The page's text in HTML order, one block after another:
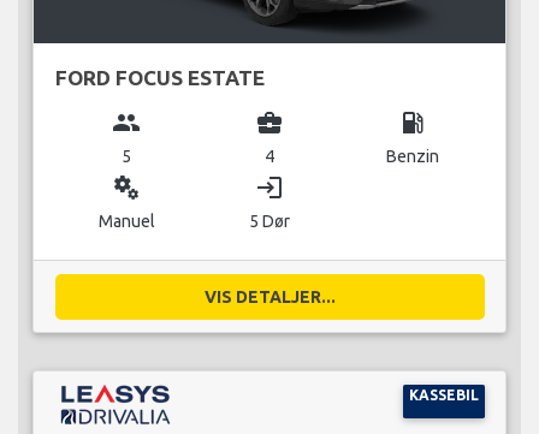
FORD FOCUS ESTATE
group
5
business_center
4
local_gas_station
Benzin
miscellaneous_services
Manuel
login
5 Dør
VIS DETALJER...
KASSEBIL